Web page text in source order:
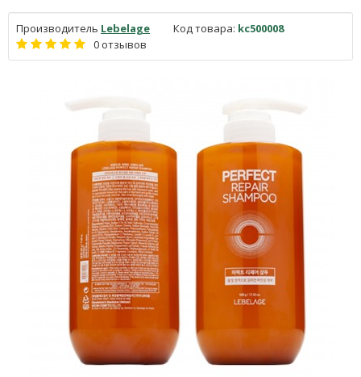
Производитель Lebelage Код товара: kc500008
0 отзывов